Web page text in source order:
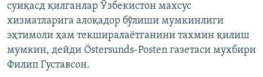
суиқасд қилганлар Ўзбекистон махсус
хизматларига алоқадор бўлиши мумкинлиги
эҳтимоли ҳам текширалаётганини тахмин қилиш
мумкин, дейди Östersunds-Posten газетаси мухбири
Филип Густавсон.